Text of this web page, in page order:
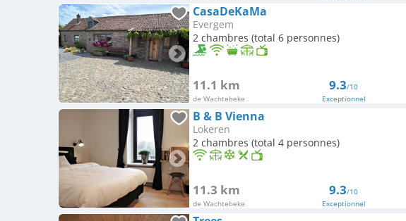
CasaDeKaMa
Evergem
2 chambres (total 6 personnes)
11.1 km
de Wachtebeke
9.3/10
Exceptionnel
B & B Vienna
Lokeren
2 chambres (total 4 personnes)
11.3 km
de Wachtebeke
9.3/10
Exceptionnel